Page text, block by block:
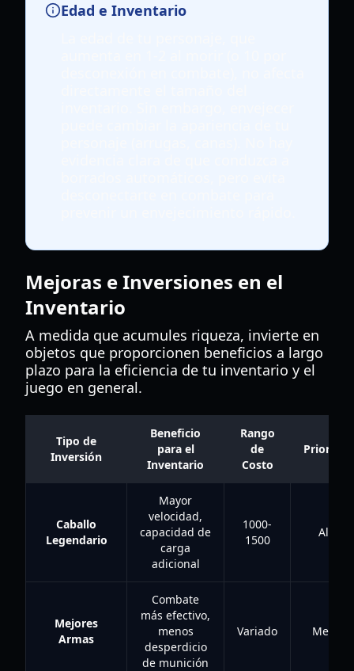
Edad e Inventario
Mejoras e Inversiones en el
Inventario
A medida que acumules riqueza, invierte en
objetos que proporcionen beneficios a largo
plazo para la eficiencia de tu inventario y el
juego en general.
Tipo de
Inversión
Beneficio
para el
Inventario
Rango
de
Costo
Prioridad
Caballo
Legendario
Mayor
velocidad,
capacidad de
carga
adicional
1000-
1500
Alta
Mejores
Armas
Combate
más efectivo,
menos
desperdicio
de munición
Variado Media